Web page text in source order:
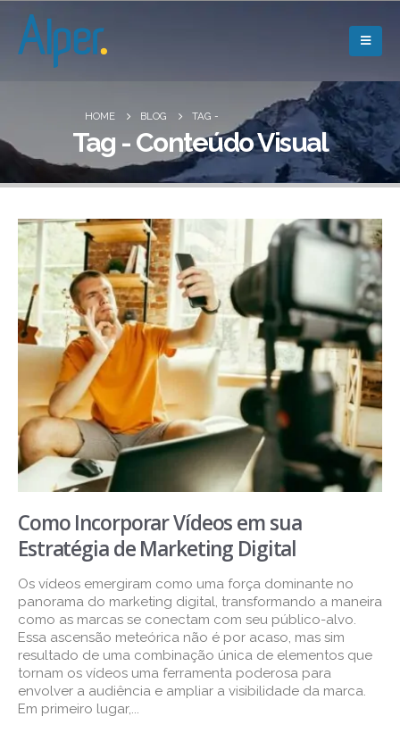
HOME BLOG TAG -
Tag - Conteúdo Visual
Como Incorporar Vídeos em sua
Estratégia de Marketing Digital
Os vídeos emergiram como uma força dominante no
panorama do marketing digital, transformando a maneira
como as marcas se conectam com seu público-alvo.
Essa ascensão meteórica não é por acaso, mas sim
resultado de uma combinação única de elementos que
tornam os vídeos uma ferramenta poderosa para
envolver a audiência e ampliar a visibilidade da marca.
Em primeiro lugar,...